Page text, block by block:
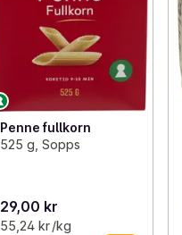
Penne fullkorn
525 g, Sopps
29,00 kr
55,24 kr /kg